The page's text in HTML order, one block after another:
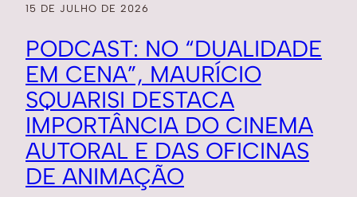
15 DE JULHO DE 2026
PODCAST: NO “DUALIDADE
EM CENA”, MAURÍCIO
SQUARISI DESTACA
IMPORTÂNCIA DO CINEMA
AUTORAL E DAS OFICINAS
DE ANIMAÇÃO